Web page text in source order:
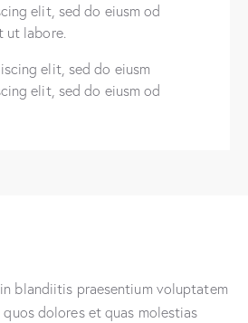
elit, sed do eiusm od
ut labore.
elit, sed do eiusm
elit, sed do eiusm od
blandiitis praesentium voluptatem
dolores et quas molestias